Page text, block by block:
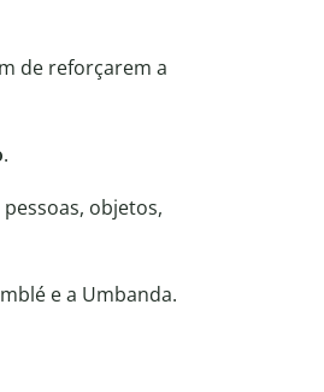
de reforçarem a
.
objetos,
e a Umbanda.